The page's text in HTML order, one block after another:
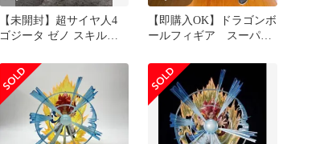
【未開封】超サイヤ人4
ゴジータ ゼノ スキルズ
【即購入OK】ドラゴンボ
ールフィギア スーパー